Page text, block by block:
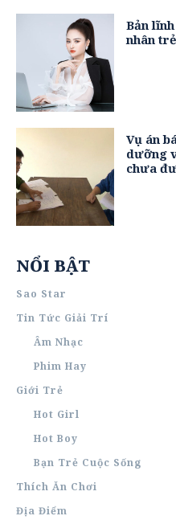
Bản
nhân
Vụ án
dưỡng
chưa
NỔI BẬT
Sao Star
Tin Tức Giải Trí
Âm Nhạc
Phim Hay
Giới Trẻ
Hot Girl
Hot Boy
Bạn Trẻ Cuộc Sống
Thích Ăn Chơi
Địa Điểm